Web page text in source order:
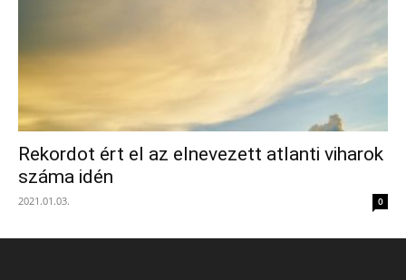
Rekordot ért el az elnevezett atlanti viharok
száma idén
2021.01.03. 0